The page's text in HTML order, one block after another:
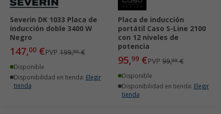
Severin DK 1033 Placa de
inducción doble 3400 W
Negro
147,00 €PVP 199,90€
Disponible
Disponibilidad en tienda: Elegir
tienda
Placa de inducción
portátil Caso S-Line 2100
con 12 niveles de
potencia
95,99 €PVP 99,99€
Disponible
Disponibilidad en tienda: Elegir
tienda